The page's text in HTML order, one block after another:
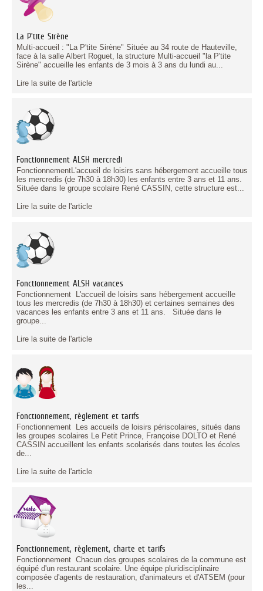
La P'tite Sirène
Multi-accueil : "La P'tite Sirène" Située au 34 route de Hauteville,
face à la salle Albert Roguet, la structure Multi-accueil "la P'tite
Sirène" accueille les enfants de 3 mois à 3 ans du lundi au...
Lire la suite de l'article
Fonctionnement ALSH mercredi
FonctionnementL'accueil de loisirs sans hébergement accueille tous
les mercredis (de 7h30 à 18h30) les enfants entre 3 ans et 11 ans.
Située dans le groupe scolaire René CASSIN, cette structure est...
Lire la suite de l'article
Fonctionnement ALSH vacances
Fonctionnement L'accueil de loisirs sans hébergement accueille
tous les mercredis (de 7h30 à 18h30) et certaines semaines des
vacances les enfants entre 3 ans et 11 ans. Située dans le
groupe...
Lire la suite de l'article
Fonctionnement, règlement et tarifs
Fonctionnement Les accueils de loisirs périscolaires, situés dans
les groupes scolaires Le Petit Prince, Françoise DOLTO et René
CASSIN accueillent les enfants scolarisés dans toutes les écoles
de...
Lire la suite de l'article
Fonctionnement, règlement, charte et tarifs
Fonctionnement Chacun des groupes scolaires de la commune est
équipé d'un restaurant scolaire. Une équipe pluridisciplinaire
composée d'agents de restauration, d'animateurs et d'ATSEM (pour
les...